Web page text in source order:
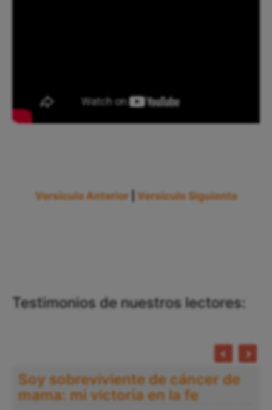
Versículo Anterior Versículo Siguiente
Testimonios de nuestros lectores:
Soy sobreviviente de cáncer de
mama: mi victoria en la fe